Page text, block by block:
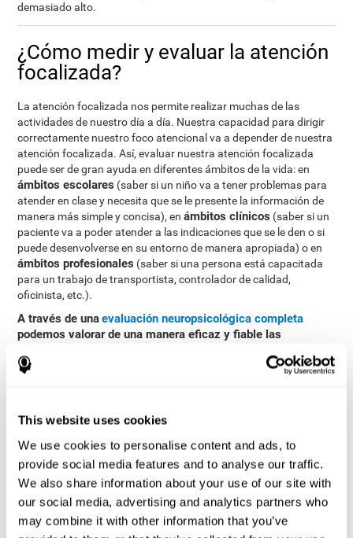
This website uses cookies
We use cookies to personalise content and ads, to
provide social media features and to analyse our traffic.
We also share information about your use of our site with
our social media, advertising and analytics partners who
may combine it with other information that you’ve
demasiado alto.
¿Cómo medir y evaluar la atención
focalizada?
La atención focalizada nos permite realizar muchas de las
actividades de nuestro día a día. Nuestra capacidad para dirigir
correctamente nuestro foco atencional va a depender de nuestra
atención focalizada. Así, evaluar nuestra atención focalizada
puede ser de gran ayuda en diferentes ámbitos de la vida: en
ámbitos escolares (saber si un niño va a tener problemas para
atender en clase y necesita que se le presente la información de
manera más simple y concisa), enámbitos clínicos (saber si un
paciente va a poder atender a las indicaciones que se le den o si
puede desenvolverse en su entorno de manera apropiada) o en
ámbitos profesionales (saber si una persona está capacitada
para un trabajo de transportista, controlador de calidad,
oficinista, etc.).
A través de unaevaluación neuropsicológica completa
podemos valorar de una manera eficaz y fiable las
focalizada
para evaluar la atención
Visual Organisation Task (VOT). Esta prueba ayuda a evaluar
otras alteraciones de conducta como la inquietud o la
impulsividad, la ansiedad y la inatención, entre otras. Además de
la atención focalizada, el test también mide inhibición y
flexibilidad cognitiva.
Test de Celeridad REST-HECOOR: Aparece en la pantalla un
cuadrado azul. Habrá que pulsar tan rápido como sea
posible el botón situándose dentro del cuadrado. Cuantos